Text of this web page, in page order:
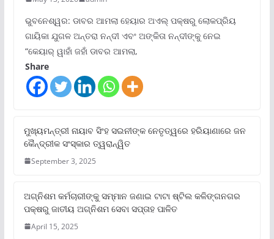
ଭୁବନେଶ୍ୱର: ଡାବର ଆମଲା ହେୟାର ଅଏଲ୍ ପକ୍ଷରୁ ଲୋକପ୍ରିୟ
ଗାୟିକା ଯୁଗଳ ଅନ୍ତରା ନନ୍ଦୀ ଏବଂ ଅଙ୍କିତା ନନ୍ଦୀଙ୍କୁ ନେଇ
“କେୟାର୍ ୱାହାଁ ଜହାଁ ଡାବର ଆମଲା,
Share
ମୁଖ୍ୟମନ୍ତ୍ରୀ ନାୟାବ ସିଂହ ସଇନୀଙ୍କ ନେତୃତ୍ୱରେ ହରିୟାଣାରେ ଜନ
କୈନ୍ଦ୍ରୀକ ସଂସ୍କାର ତ୍ୱରାନ୍ୱିତ
September 3, 2025
ଅଗ୍ନିଶମ କର୍ମଚାରୀଙ୍କୁ ସମ୍ମାନ ଜଣାଇ ଟାଟା ଷ୍ଟିଲ କଳିଙ୍ଗନଗର
ପକ୍ଷରୁ ଜାତୀୟ ଅଗ୍ନିଶମ ସେବା ସପ୍ତାହ ପାଳିତ
April 15, 2025